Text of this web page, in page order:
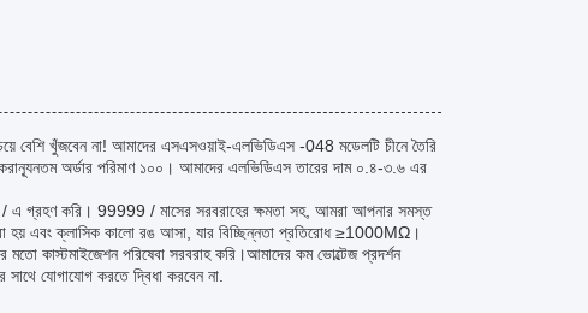
বেশি খুঁজবেন না! আমাদের এসএসওয়াই-এলভিডিএস -048 মডেলটি চীনে তৈরি
অর্ডার পরিমাণ ১০০। আমাদের এলভিডিএস তারের দাম ০.৪-৩.৬ এর
/ এ গ্রহণ করি। 99999 / মাসের সরবরাহের ক্ষমতা সহ, আমরা আপনার সমস্ত
হয় এবং ক্লাসিক কালো রঙ আসা, যার বিচ্ছিন্নতা প্রতিরোধ ≥1000MΩ।
কাস্টমাইজেশন পরিষেবা সরবরাহ করি।আমাদের কম ভোল্টেজ প্রদর্শন
যোগাযোগ করতে দ্বিধা করবেন না.